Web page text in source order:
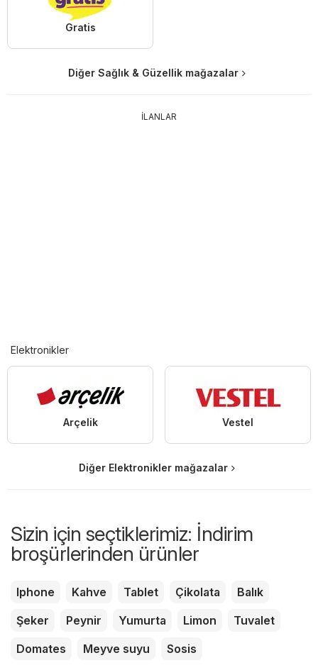
Gratis
Diğer Sağlık & Güzellik mağazalar
İLANLAR
Elektronikler
Arçelik Vestel
Diğer Elektronikler mağazalar
Sizin için seçtiklerimiz: İndirim
broşürlerinden ürünler
Iphone Kahve Tablet Çikolata
Balık
Şeker
Peynir Yumurta Limon
Tuvalet
Domates
Meyve suyu Sosis